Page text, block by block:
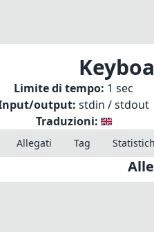
Limite di tempo: 1 sec
output: stdin / stdout
Traduzioni:
Allegati Tag